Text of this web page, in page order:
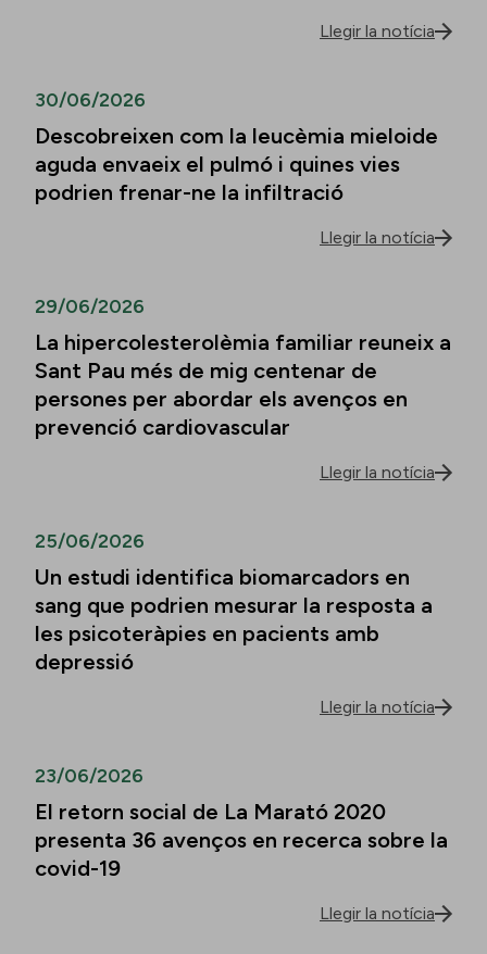
Llegir la notícia
30/06/2026
Descobreixen com la leucèmia mieloide
aguda envaeix el pulmó i quines vies
podrien frenar-ne la infiltració
Llegir la notícia
29/06/2026
La hipercolesterolèmia familiar reuneix a
Sant Pau més de mig centenar de
persones per abordar els avenços en
prevenció cardiovascular
Llegir la notícia
25/06/2026
Un estudi identifica biomarcadors en
sang que podrien mesurar la resposta a
les psicoteràpies en pacients amb
depressió
Llegir la notícia
23/06/2026
El retorn social de La Marató 2020
presenta 36 avenços en recerca sobre la
covid-19
Llegir la notícia